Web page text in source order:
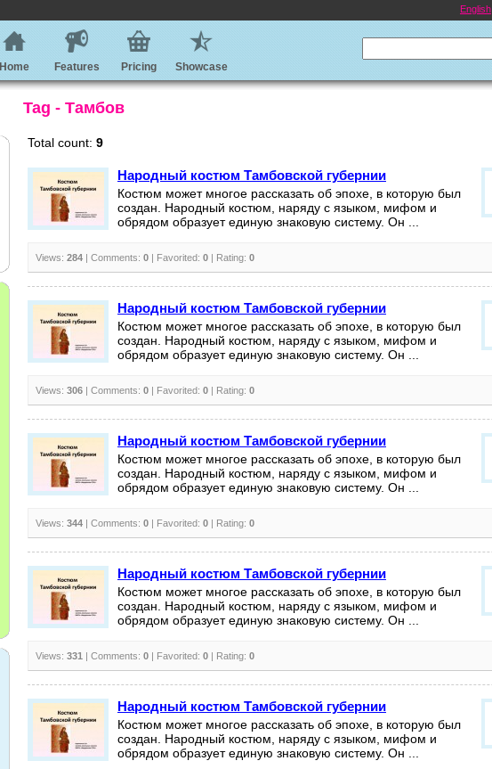
English
Home Features Pricing Showcase
Tag - Тамбов
Total count: 9
Народный костюм Тамбовской губернии
Костюм может многое рассказать об эпохе, в которую был
создан. Народный костюм, наряду с языком, мифом и
обрядом образует единую знаковую систему. Он ...
Views: 284 | Comments: 0 | Favorited: 0 | Rating: 0
Народный костюм Тамбовской губернии
Костюм может многое рассказать об эпохе, в которую был
создан. Народный костюм, наряду с языком, мифом и
обрядом образует единую знаковую систему. Он ...
Views: 306 | Comments: 0 | Favorited: 0 | Rating: 0
Народный костюм Тамбовской губернии
Костюм может многое рассказать об эпохе, в которую был
создан. Народный костюм, наряду с языком, мифом и
обрядом образует единую знаковую систему. Он ...
Views: 344 | Comments: 0 | Favorited: 0 | Rating: 0
Народный костюм Тамбовской губернии
Костюм может многое рассказать об эпохе, в которую был
создан. Народный костюм, наряду с языком, мифом и
обрядом образует единую знаковую систему. Он ...
Views: 331 | Comments: 0 | Favorited: 0 | Rating: 0
Народный костюм Тамбовской губернии
Костюм может многое рассказать об эпохе, в которую был
создан. Народный костюм, наряду с языком, мифом и
обрядом образует единую знаковую систему. Он ...